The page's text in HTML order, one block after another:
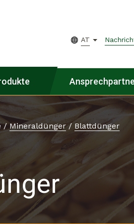
AT
/Mineraldünger/ Blattdünger